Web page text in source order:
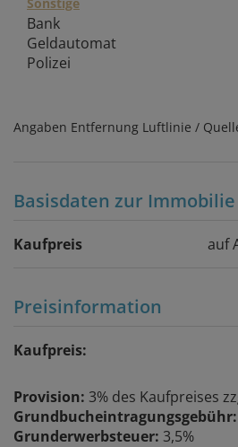
Bank
Geldautomat
Polizei
Angaben Entfernung Luftlinie /
Basisdaten zur Immobilie
Kaufpreis auf
Preisinformation
Kaufpreis:
Provision: 3% des Kaufpreises
Grundbucheintragungsgebühr:
Grunderwerbsteuer: 3,5%